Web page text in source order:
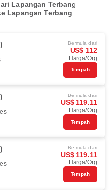
Lapangan Terbang
Lapangan Terbang
Bermula dari
US$ 112
Harga/Org
Tempah
Bermula dari
US$ 119.11
Harga/Org
Tempah
Bermula dari
US$ 119.11
Harga/Org
Tempah